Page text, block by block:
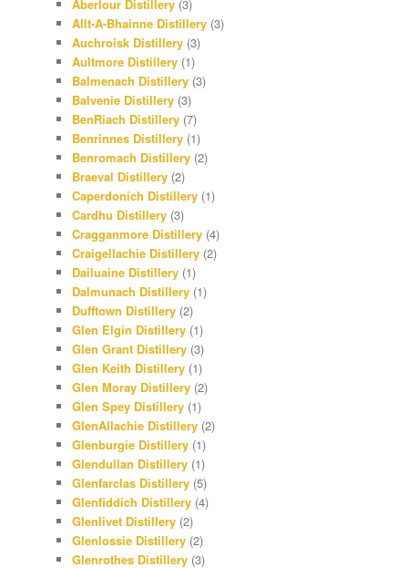
Aberlour Distillery (3)
Allt-A-Bhainne Distillery (3)
Auchroisk Distillery (3)
Aultmore Distillery (1)
Balmenach Distillery (3)
Balvenie Distillery (3)
BenRiach Distillery (7)
Benrinnes Distillery (1)
Benromach Distillery (2)
Braeval Distillery (2)
Caperdonich Distillery (1)
Cardhu Distillery (3)
Cragganmore Distillery (4)
Craigellachie Distillery (2)
Dailuaine Distillery (1)
Dalmunach Distillery (1)
Dufftown Distillery (2)
Glen Elgin Distillery (1)
Glen Grant Distillery (3)
Glen Keith Distillery (1)
Glen Moray Distillery (2)
Glen Spey Distillery (1)
GlenAllachie Distillery (2)
Glenburgie Distillery (1)
Glendullan Distillery (1)
Glenfarclas Distillery (5)
Glenfiddich Distillery (4)
Glenlivet Distillery (2)
Glenlossie Distillery (2)
Glenrothes Distillery (3)